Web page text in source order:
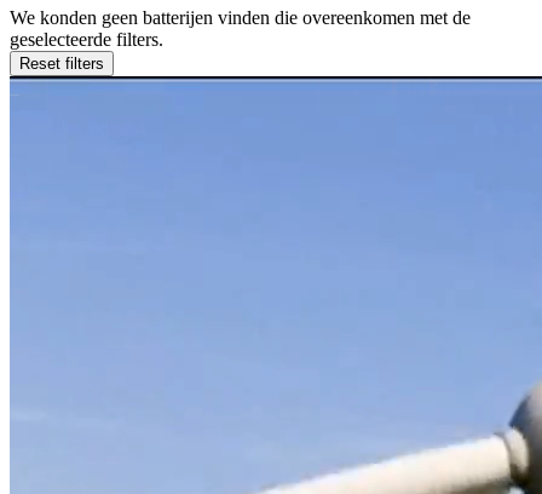
We konden geen batterijen vinden die overeenkomen met de
geselecteerde filters.
Reset filters